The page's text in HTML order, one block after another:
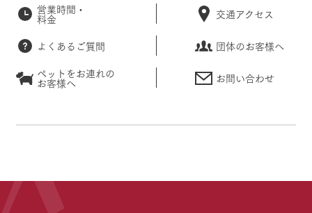
営業時間・
料金 交通アクセス
よくあるご質問
団体のお客様へ
ペットをお連れの
お客様へ お問い合わせ